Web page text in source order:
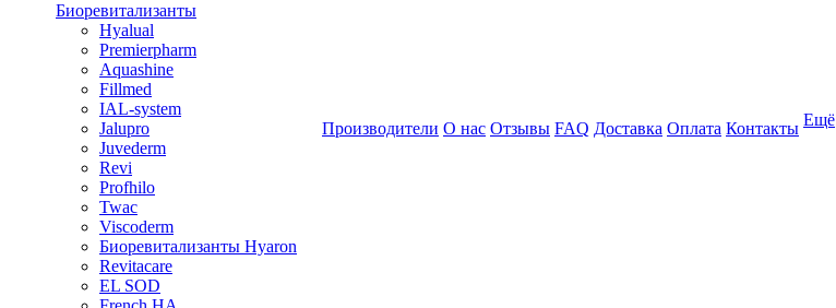
Биоревитализанты
Hyalual
Premierpharm
Aquashine
Fillmed
IAL-system
Jalupro
Juvederm
Revi
Profhilo
Twac
Viscoderm
Биоревитализанты Hyaron
Revitacare
EL SOD
Производители О нас Отзывы FAQ Доставка Оплата Контакты Ещё